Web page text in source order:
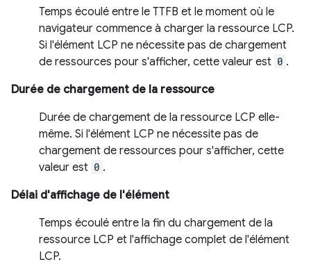
Temps écoulé entre le TTFB et le moment où le
navigateur commence à charger la ressource LCP.
Si l'élément LCP ne nécessite pas de chargement
de ressources pour s'afficher, cette valeur est 0 .
Durée de chargement de la ressource
Durée de chargement de la ressource LCP elle-
même. Si l'élément LCP ne nécessite pas de
chargement de ressources pour s'afficher, cette
valeur est 0 .
Délai d'affichage de l'élément
Temps écoulé entre la fin du chargement de la
ressource LCP et l'affichage complet de l'élément
LCP.